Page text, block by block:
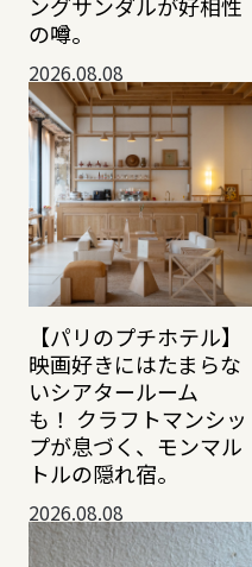
の噂。
2026.08.08
【パリのプチホテル】
映画好きにはたまらな
いシアタールーム
も！ クラフトマンシッ
プが息づく、モンマル
トルの隠れ宿。
2026.08.08